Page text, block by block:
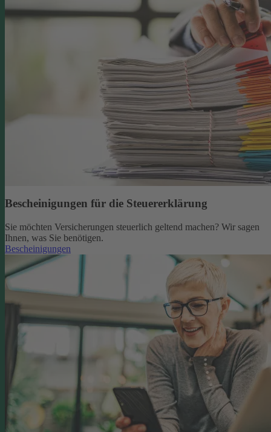
Bescheinigungen für die Steuererklärung
Sie möchten Versicherungen steuerlich geltend machen? Wir sagen
Ihnen, was Sie benötigen.
Bescheinigungen